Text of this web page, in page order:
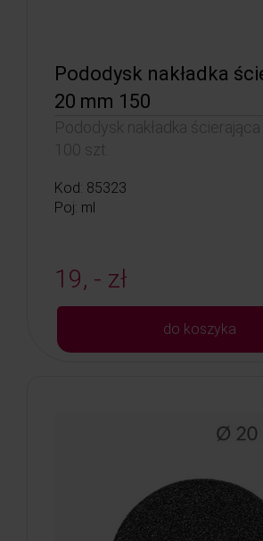
Pododysk nakładka
20 mm 150
Pododysk nakładka
100 szt.
Kod: 85323
Poj: ml
19, - zł
do koszyka